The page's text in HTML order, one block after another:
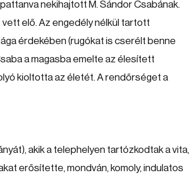
nekihajtott M. Sándor Csabának.
elő. Az engedély nélkül tartott
érdekében (rugókat is cserélt benne
a magasba emelte az élesített
kioltotta az életét. A rendőrséget a
akik a telephelyen tartózkodtak a vita,
erősítette, mondván, komoly, indulatos